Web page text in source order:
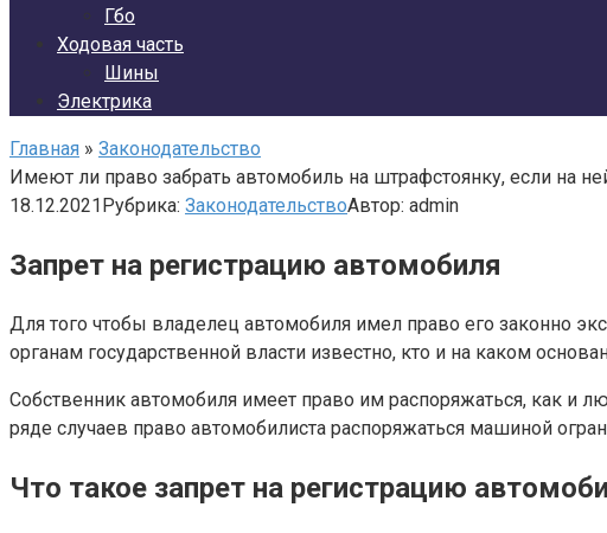
Гбо
Ходовая часть
Шины
Электрика
Главная » Законодательство
Имеют ли право забрать автомобиль на штрафстоянку, если на
18.12.2021Рубрика: ЗаконодательствоАвтор: admin
Запрет на регистрацию автомобиля
Для того чтобы владелец автомобиля имел право его законно
органам государственной власти известно, кто и на каком
Собственник автомобиля имеет право им распоряжаться, как
ряде случаев право автомобилиста распоряжаться машиной
Что такое запрет на регистрацию